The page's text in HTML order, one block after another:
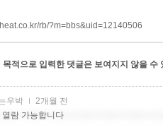
rb/?m=bbs&uid=12140506
목적으로 입력한 댓글은 보여지지 않을 수